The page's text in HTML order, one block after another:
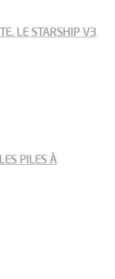
LE STARSHIP V3
PILES À